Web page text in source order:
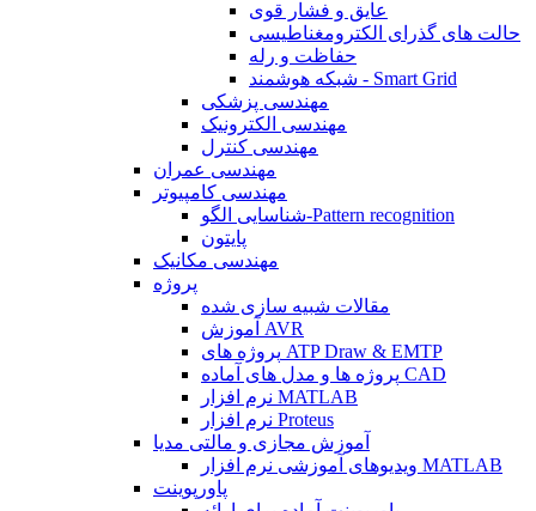
عایق و فشار قوی
حالت های گذرای الکترومغناطیسی
حفاظت و رله
شبکه هوشمند - Smart Grid
مهندسی پزشکی
مهندسی الکترونیک
مهندسی کنترل
مهندسی عمران
مهندسی کامپیوتر
شناسایی الگو-Pattern recognition
پایتون
مهندسی مکانیک
پروژه
مقالات شبیه سازی شده
آموزش AVR
پروژه های ATP Draw & EMTP
پروژه ها و مدل های آماده CAD
نرم افزار MATLAB
نرم افزار Proteus
آموزش مجازی و مالتی مدیا
ویدیوهای آموزشی نرم افزار MATLAB
پاورپوینت